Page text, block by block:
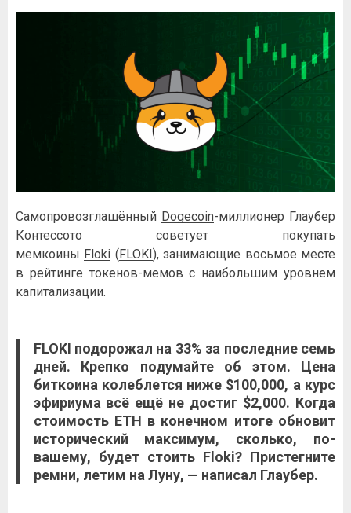
Самопровозглашённый Dogecoin-миллионер Глаубер
Контессото советует покупать
мемкоины Floki ( FLOKI ), занимающие восьмое месте
в рейтинге токенов-мемов с наибольшим уровнем
капитализации.
FLOKI подорожал на 33% за последние семь
дней. Крепко подумайте об этом. Цена
биткоина колеблется ниже $100,000, а курс
эфириума всё ещё не достиг $2,000. Когда
стоимость ETH в конечном итоге обновит
исторический максимум, сколько, по-
вашему, будет стоить Floki? Пристегните
ремни, летим на Луну, — написал Глаубер.